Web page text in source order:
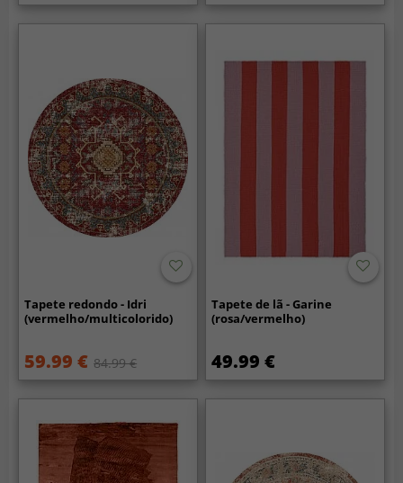
Tapete redondo - Idri
(vermelho/multicolorido)
59.99 € 84.99 €
Tapete de lã - Garine
(rosa/vermelho)
49.99 €